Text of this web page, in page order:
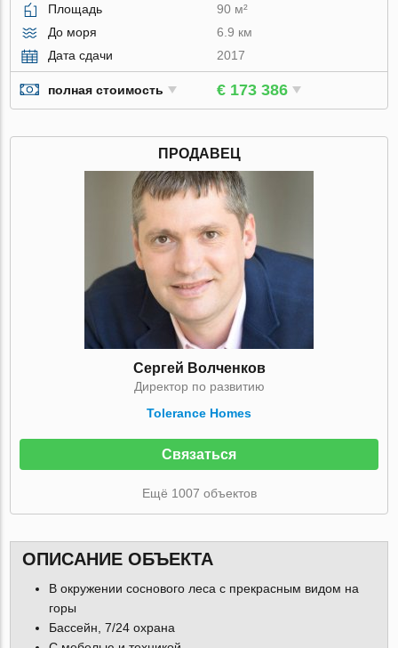
Площадь
90 м²
До моря
6.9 км
Дата сдачи
2017
полная стоимость € 173 386
ПРОДАВЕЦ
Сергей Волченков
Директор по развитию
Tolerance Homes
Связаться
Ещё 1007 объектов
ОПИСАНИЕ ОБЪЕКТА
В окружении соснового леса с прекрасным видом на
горы
Бассейн, 7/24 охрана